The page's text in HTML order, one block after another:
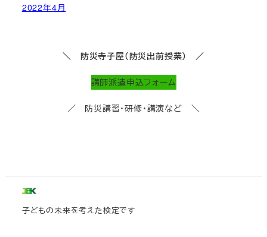
2022年4月
＼ 防災寺子屋（防災出前授業） ／
講師派遣申込フォーム
／ 防災講習・研修・講演など ＼
子どもの未来を考えた検定です